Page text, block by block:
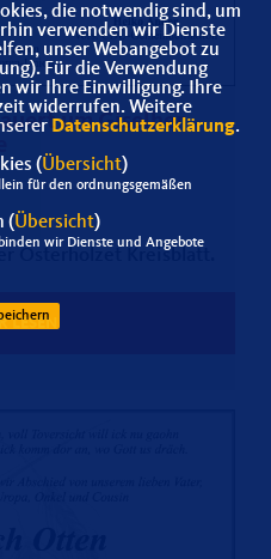
um Giselher
Osterholzet Kreisblatt.
LESEN
die notwendig sind, um
verwenden wir Dienste
unser Webangebot zu
Für die Verwendung
wir Ihre Einwilligung. Ihre
widerrufen. Weitere
Datenschutzerklärung.
(Übersicht)
für den ordnungsgemäßen
(Übersicht)
wir Dienste und Angebote